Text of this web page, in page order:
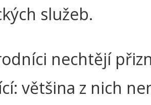
služeb.
nechtějí
většina z nich